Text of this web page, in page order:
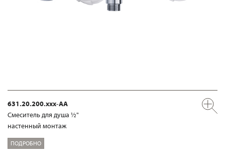
631.20.200.xxx-AA
Смеситель для душа ½"
настенный монтаж
ПОДРОБНО